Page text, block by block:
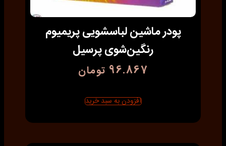
پودر ماشین لباسشویی پریمیوم
رنگین‌شوی پرسیل
96.867 تومان
افزودن به سبد خرید